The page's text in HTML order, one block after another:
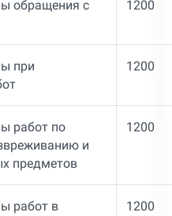
обращения с
1200
при
1200
работ по
и
предметов
1200
работ в
1200